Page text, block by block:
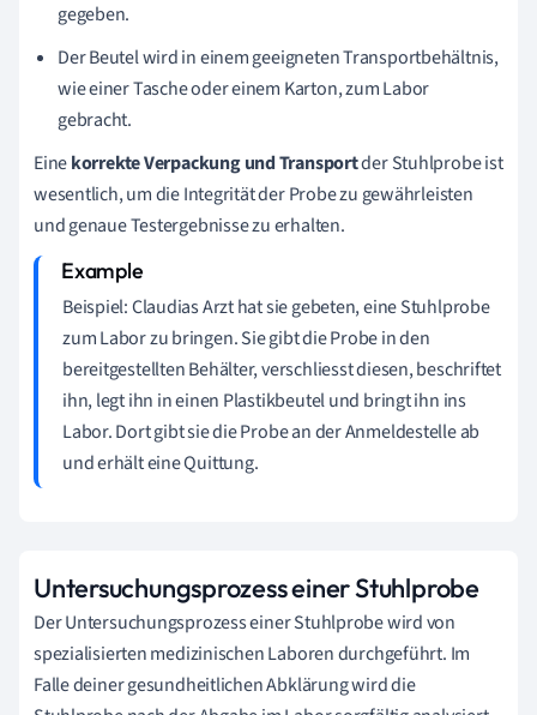
gegeben.
Der Beutel wird in einem geeigneten Transportbehältnis,
wie einer Tasche oder einem Karton, zum Labor
gebracht.
Einekorrekte Verpackung und Transportder Stuhlprobe ist
wesentlich, um die Integrität der Probe zu gewährleisten
und genaue Testergebnisse zu erhalten.
Beispiel: Claudias Arzt hat sie gebeten, eine Stuhlprobe
zum Labor zu bringen. Sie gibt die Probe in den
bereitgestellten Behälter, verschliesst diesen, beschriftet
ihn, legt ihn in einen Plastikbeutel und bringt ihn ins
Labor. Dort gibt sie die Probe an der Anmeldestelle ab
und erhält eine Quittung.
Untersuchungsprozess einer Stuhlprobe
Der Untersuchungsprozess einer Stuhlprobe wird von
spezialisierten medizinischen Laboren durchgeführt. Im
Falle deiner gesundheitlichen Abklärung wird die